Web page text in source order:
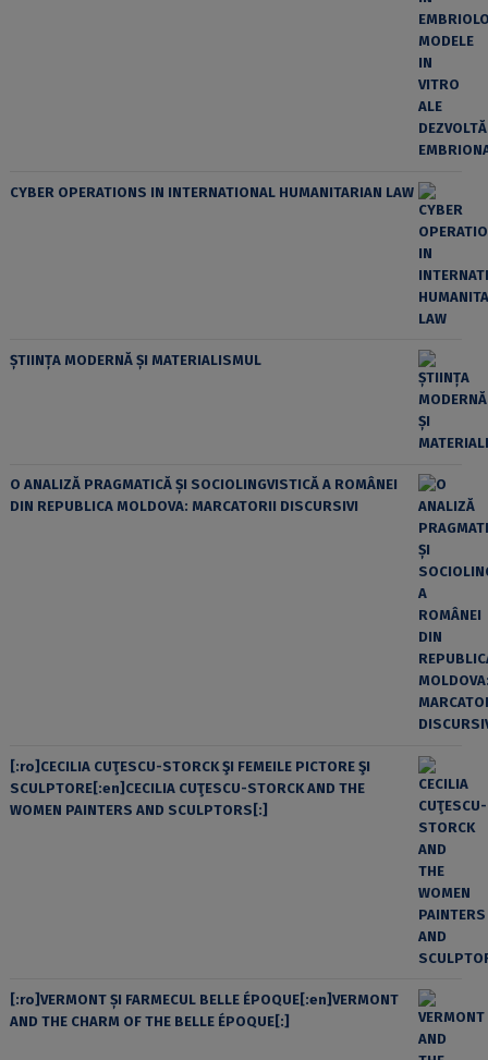
CYBER OPERATIONS IN INTERNATIONAL HUMANITARIAN LAW
ȘTIINȚA MODERNĂ ȘI MATERIALISMUL
O ANALIZĂ PRAGMATICĂ ȘI SOCIOLINGVISTICĂ A ROMÂNEI
DIN REPUBLICA MOLDOVA: MARCATORII DISCURSIVI
[:ro]CECILIA CUŢESCU-STORCK ŞI FEMEILE PICTORE ŞI
SCULPTORE[:en]CECILIA CUŢESCU-STORCK AND THE
WOMEN PAINTERS AND SCULPTORS[:]
[:ro]VERMONT ȘI FARMECUL BELLE ÉPOQUE[:en]VERMONT
AND THE CHARM OF THE BELLE ÉPOQUE[:]